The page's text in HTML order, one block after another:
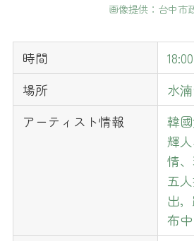
画像提供：台中市
時間
場所
水
アーティスト情報
韓
輝
情
五
出
布中